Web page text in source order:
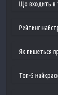
Що входить в
Рейтинг
Як пишеться
Топ-5